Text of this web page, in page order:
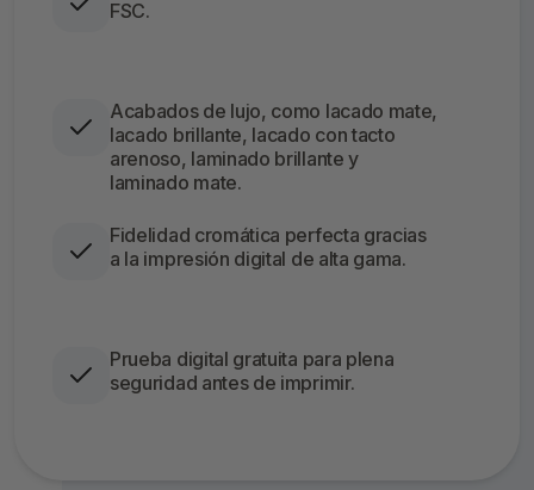
FSC.
Acabados de lujo, como lacado mate,
lacado brillante, lacado con tacto
arenoso, laminado brillante y
laminado mate.
Fidelidad cromática perfecta gracias
a la impresión digital de alta gama.
Prueba digital gratuita para plena
seguridad antes de imprimir.